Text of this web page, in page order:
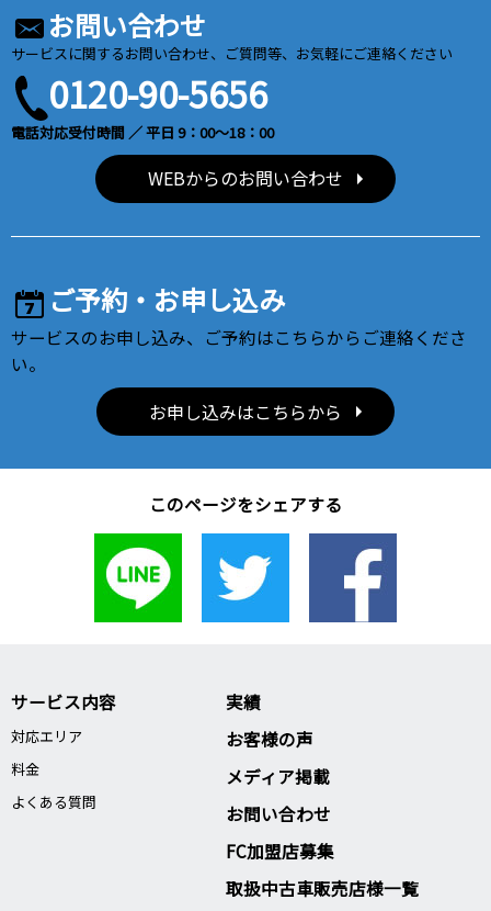
お問い合わせ
サービスに関するお問い合わせ、ご質問等、お気軽にご連絡ください
0120-90-5656
電話対応受付時間 ／ 平日 9：00～18：00
WEBからのお問い合わせ
ご予約・お申し込み
サービスのお申し込み、ご予約はこちらからご連絡くださ
い。
お申し込みはこちらから
このページをシェアする
サービス内容
対応エリア
料金
よくある質問
実績
お客様の声
メディア掲載
お問い合わせ
FC加盟店募集
取扱中古車販売店様一覧